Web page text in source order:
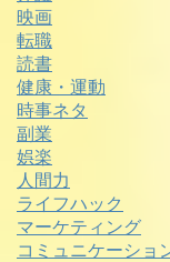
映画
転職
読書
健康・運動
時事ネタ
副業
娯楽
人間力
ライフハック
マーケティング
コミュニケーショ